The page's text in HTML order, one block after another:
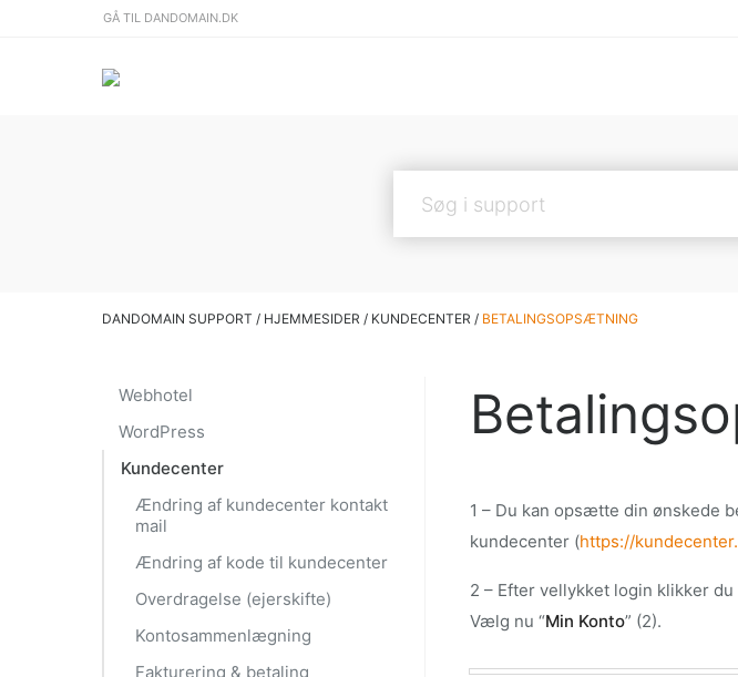
GÅ TIL DANDOMAIN.DK
DANDOMAIN SUPPORT / HJEMMESIDER / KUNDECENTER / BETALINGSOPSÆTNING
Webhotel
WordPress
Kundecenter
Ændring af kundecenter kontakt
mail
Ændring af kode til kundecenter
Overdragelse (ejerskifte)
Kontosammenlægning
Fakturering & betaling
1 – Du kan opsætte din ønskede
kundecenter (https://
2 – Efter vellykket login klikker
Vælg nu “Min Konto” (2).